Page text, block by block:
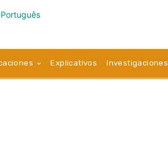
Português
Explicativos Investigaciones